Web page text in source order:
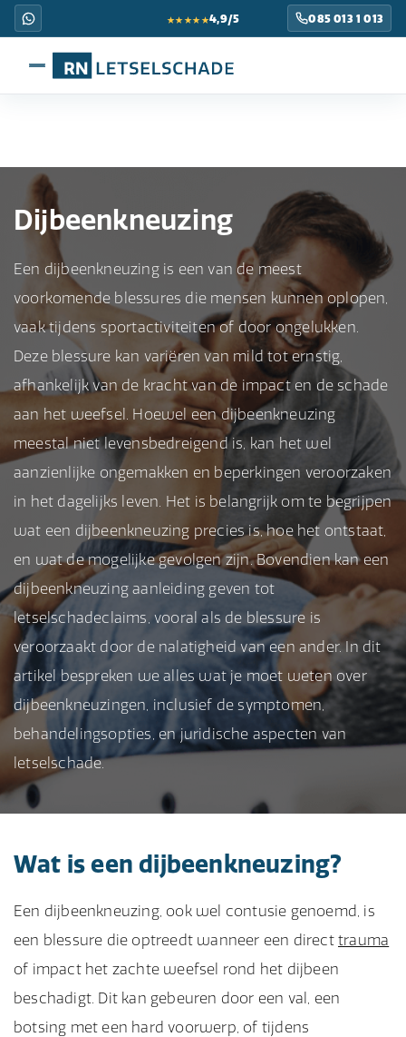
★★★★★4,9/5 085 013 1 013
Dijbeenkneuzing
Een dijbeenkneuzing is een van de meest
voorkomende blessures die mensen kunnen oplopen,
vaak tijdens sportactiviteiten of door ongelukken.
Deze blessure kan variëren van mild tot ernstig,
afhankelijk van de kracht van de impact en de schade
aan het weefsel. Hoewel een dijbeenkneuzing
meestal niet levensbedreigend is, kan het wel
aanzienlijke ongemakken en beperkingen veroorzaken
in het dagelijks leven. Het is belangrijk om te begrijpen
wat een dijbeenkneuzing precies is, hoe het ontstaat,
en wat de mogelijke gevolgen zijn. Bovendien kan een
dijbeenkneuzing aanleiding geven tot
letselschadeclaims, vooral als de blessure is
veroorzaakt door de nalatigheid van een ander. In dit
artikel bespreken we alles wat je moet weten over
dijbeenkneuzingen, inclusief de symptomen,
behandelingsopties, en juridische aspecten van
letselschade.
Wat is een dijbeenkneuzing?
Een dijbeenkneuzing, ook wel contusie genoemd, is
een blessure die optreedt wanneer een directtrauma
of impact het zachte weefsel rond het dijbeen
beschadigt. Dit kan gebeuren door een val, een
botsing met een hard voorwerp, of tijdens